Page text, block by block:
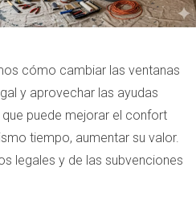
cómo cambiar las ventanas
y aprovechar las ayudas
puede mejorar el confort
tiempo, aumentar su valor.
legales y de las subvenciones